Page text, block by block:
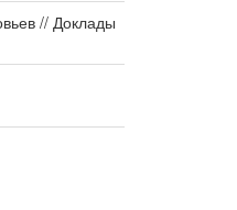
// Доклады